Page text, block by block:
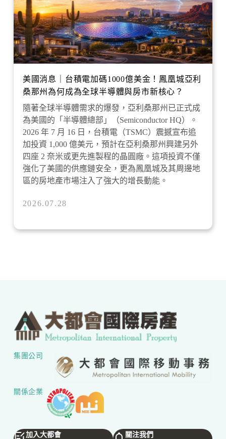
美國消息｜台積電加碼1000億美金！鳳凰城亞利
桑那州為何成為全球半導體與房市新核心？
隨著全球半導體需求的爆發，亞利桑那州已正式成
為美國的「半導體總部」（Semiconductor HQ）。
2026 年 7 月 16 日，台積電（TSMC）震撼宣布追
加投資 1,000 億美元，預計在亞利桑那州興建另外
四座 2 奈米或更先進製程的晶圓廠。這項投資不僅
強化了美國的供應鏈安全，更為鳳凰城及其周邊地
區的房地產市場注入了強大的增長動能。
2026.07.28
集團公司
關係企業
加入大都會 關注我們